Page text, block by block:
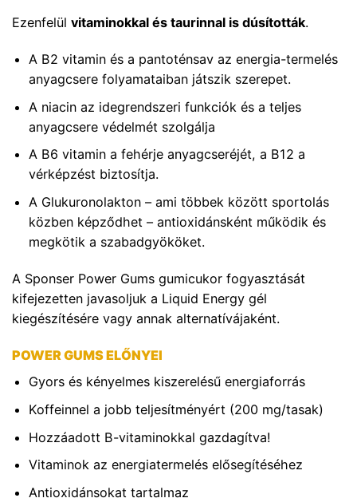
Ezenfelül vitaminokkal és taurinnal is dúsították.
A B2 vitamin és a pantoténsav az energia-termelés
anyagcsere folyamataiban játszik szerepet.
A niacin az idegrendszeri funkciók és a teljes
anyagcsere védelmét szolgálja
A B6 vitamin a fehérje anyagcseréjét, a B12 a
vérképzést biztosítja.
A Glukuronolakton – ami többek között sportolás
közben képződhet – antioxidánsként működik és
megkötik a szabadgyököket.
A Sponser Power Gums gumicukor fogyasztását
kifejezetten javasoljuk a Liquid Energy gél
kiegészítésére vagy annak alternatívájaként.
POWER GUMS ELŐNYEI
Gyors és kényelmes kiszerelésű energiaforrás
Koffeinnel a jobb teljesítményért (200 mg/tasak)
Hozzáadott B-vitaminokkal gazdagítva!
Vitaminok az energiatermelés elősegítéséhez
Antioxidánsokat tartalmaz